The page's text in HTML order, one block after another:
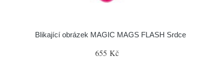
Blikající obrázek MAGIC MAGS FLASH Srdce
655 Kč